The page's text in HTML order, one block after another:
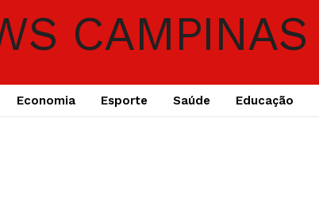
Economia Esporte Saúde Educação